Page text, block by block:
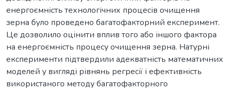
енергоємність технологічних процесів очищення
зерна було проведено багатофакторний експеримент.
Це дозволило оцінити вплив того або іншого фактора
на енергоємність процесу очищення зерна. Натурні
експерименти підтвердили адекватність математичних
моделей у вигляді рівнянь регресії і ефективність
використаного методу багатофакторного